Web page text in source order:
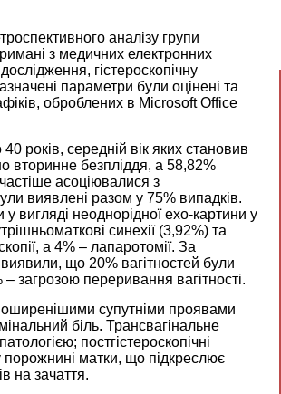
аналізу групи
з медичних електронних
гістероскопічну
параметри були оцінені та
оброблених в Microsoft Office
років, середній вік яких становив
вторинне безпліддя, а 58,82%
асоціювалися з
виявлені разом у 75% випадків.
вигляді неоднорідної ехо-картини у
синехії (3,92%) та
а 4% – лапаротомії. За
що 20% вагітностей були
загрозою переривання вагітності.
супутніми проявами
біль. Трансвагінальне
постгістероскопічні
порожнині матки, що підкреслює
на зачаття.